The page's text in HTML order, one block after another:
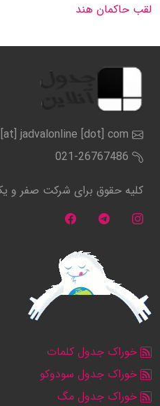
لقب حاكمان هند
jadvalonline [dot] com
021-26767486
کلیه حقوق برای شرکت صفر و
خوراک جدول کلمات
خوراک جدول سودوکو
خوراک جدول مگ